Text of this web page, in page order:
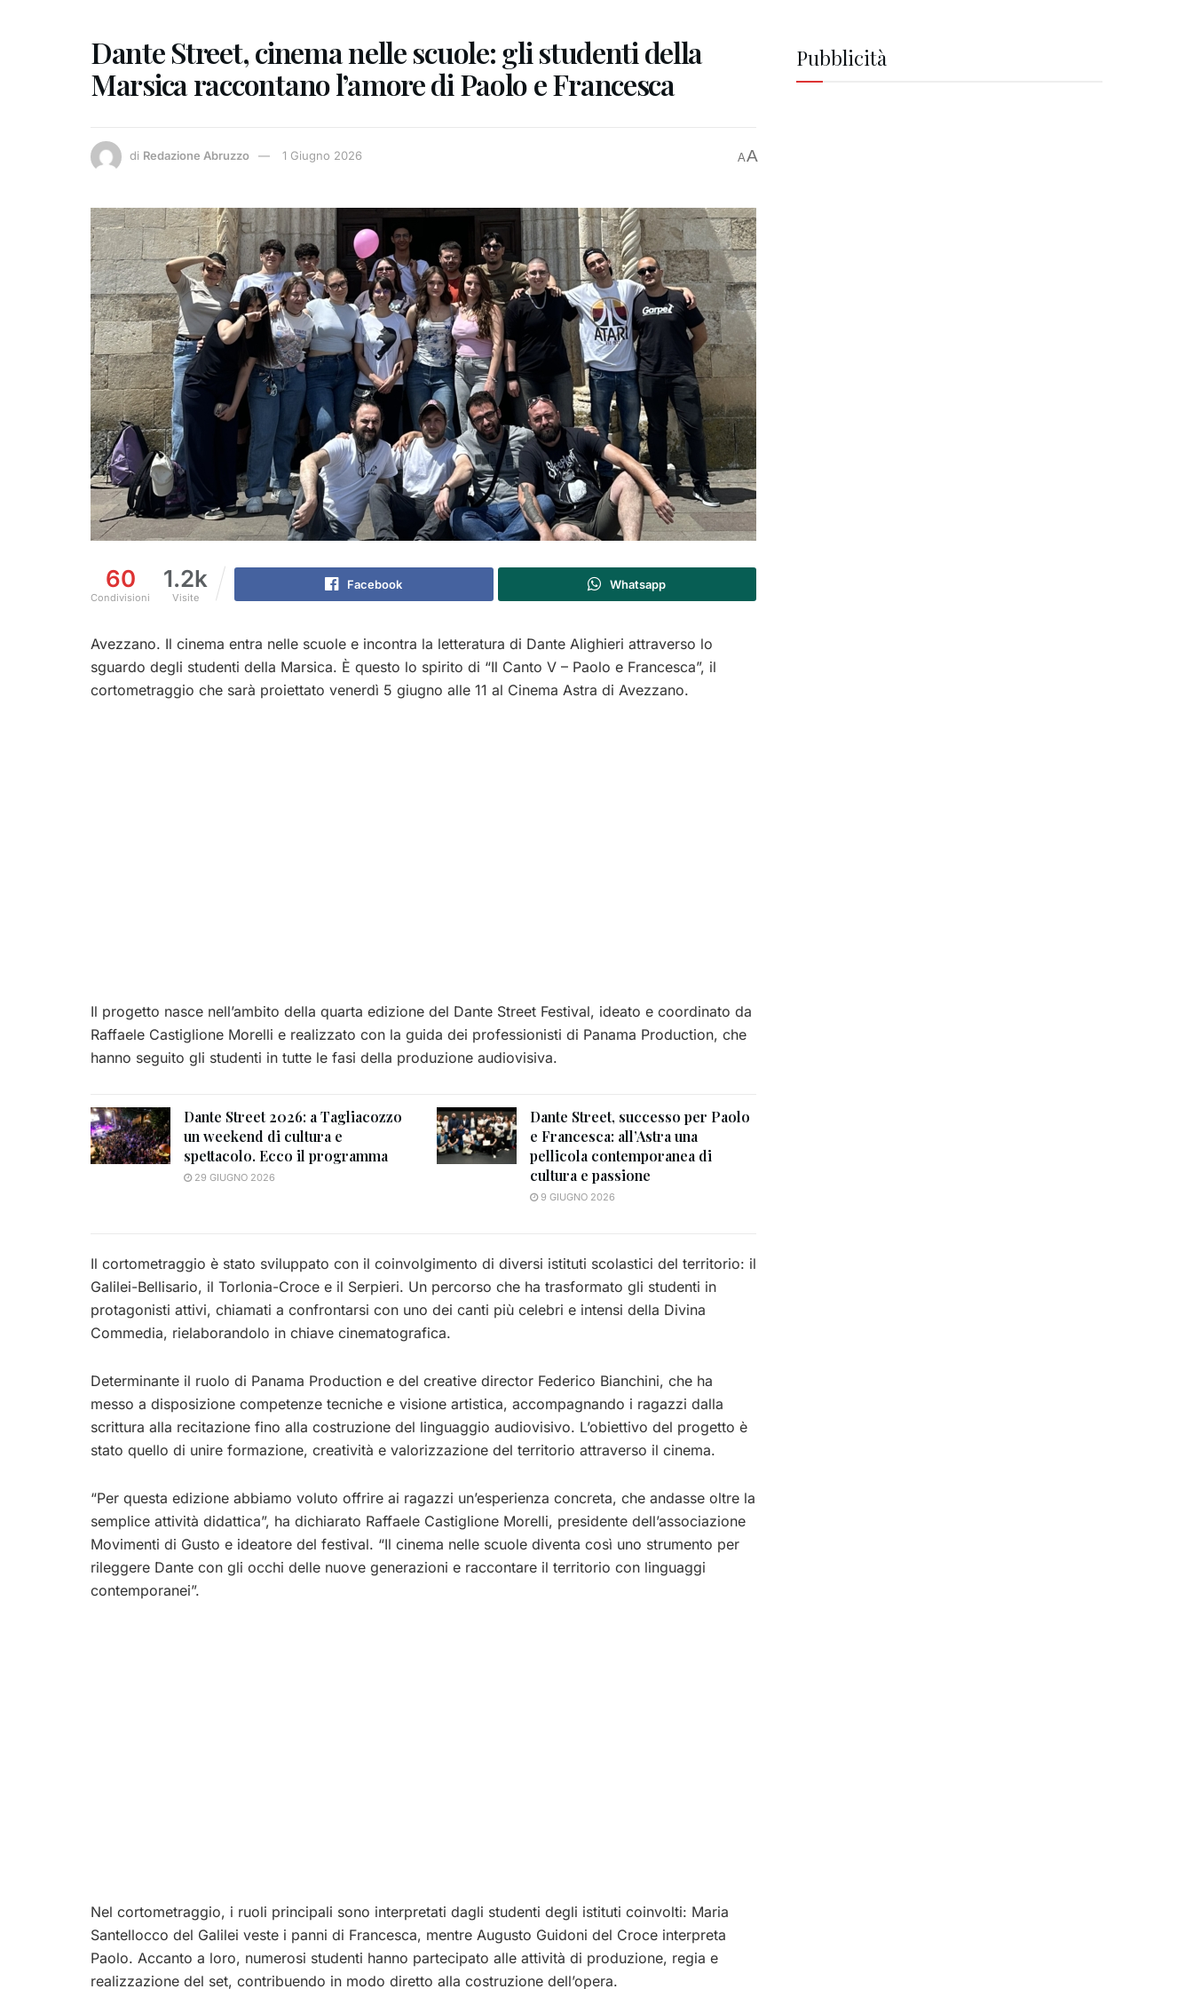
Dante Street, cinema nelle scuole: gli studenti della
Marsica raccontano l’amore di Paolo e Francesca
di Redazione Abruzzo 1 Giugno 2026 AA
60
Condivisioni
1.2k
Visite
Facebook Whatsapp
Avezzano. Il cinema entra nelle scuole e incontra la letteratura di Dante Alighieri attraverso lo
sguardo degli studenti della Marsica. È questo lo spirito di “Il Canto V – Paolo e Francesca”, il
cortometraggio che sarà proiettato venerdì 5 giugno alle 11 al Cinema Astra di Avezzano.
Il progetto nasce nell’ambito della quarta edizione del Dante Street Festival, ideato e coordinato da
Raffaele Castiglione Morelli e realizzato con la guida dei professionisti di Panama Production, che
hanno seguito gli studenti in tutte le fasi della produzione audiovisiva.
Dante Street 2026: a Tagliacozzo
un weekend di cultura e
spettacolo. Ecco il programma
29 GIUGNO 2026
Dante Street, successo per Paolo
e Francesca: all’Astra una
pellicola contemporanea di
cultura e passione
9 GIUGNO 2026
Il cortometraggio è stato sviluppato con il coinvolgimento di diversi istituti scolastici del territorio: il
Galilei-Bellisario, il Torlonia-Croce e il Serpieri. Un percorso che ha trasformato gli studenti in
protagonisti attivi, chiamati a confrontarsi con uno dei canti più celebri e intensi della Divina
Commedia, rielaborandolo in chiave cinematografica.
Determinante il ruolo di Panama Production e del creative director Federico Bianchini, che ha
messo a disposizione competenze tecniche e visione artistica, accompagnando i ragazzi dalla
scrittura alla recitazione fino alla costruzione del linguaggio audiovisivo. L’obiettivo del progetto è
stato quello di unire formazione, creatività e valorizzazione del territorio attraverso il cinema.
“Per questa edizione abbiamo voluto offrire ai ragazzi un’esperienza concreta, che andasse oltre la
semplice attività didattica”, ha dichiarato Raffaele Castiglione Morelli, presidente dell’associazione
Movimenti di Gusto e ideatore del festival. “Il cinema nelle scuole diventa così uno strumento per
rileggere Dante con gli occhi delle nuove generazioni e raccontare il territorio con linguaggi
contemporanei”.
Nel cortometraggio, i ruoli principali sono interpretati dagli studenti degli istituti coinvolti: Maria
Santellocco del Galilei veste i panni di Francesca, mentre Augusto Guidoni del Croce interpreta
Paolo. Accanto a loro, numerosi studenti hanno partecipato alle attività di produzione, regia e
realizzazione del set, contribuendo in modo diretto alla costruzione dell’opera.
Pubblicità